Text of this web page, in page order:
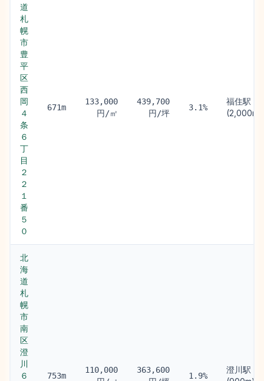
道
札
幌
市
豊
平
区
西
岡
４
条
６
丁
目
２
２
１
番
５
０
671m
133,000
円/㎡
439,700
円/坪
3.1%
福住駅
(2,000m)
北
海
道
札
幌
市
南
区
澄
川
６
753m
110,000
363,600
1.9%
澄川駅